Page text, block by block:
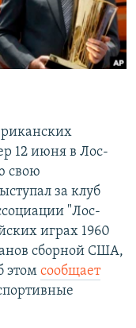
12 июня в Лос-
свою
за клуб
"Лос-
играх 1960
сборной США,
этом сообщает